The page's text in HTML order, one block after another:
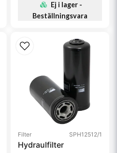
Ej i lager -
Beställningsvara
Filter SPH12512/1
Hydraulfilter